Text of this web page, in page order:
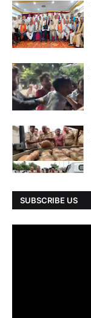
SUBSCRIBE US